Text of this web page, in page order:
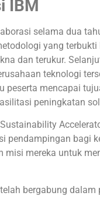
IBM
selama dua
yang
dan terukur.
teknologi
peserta mencapai
peningkatan
pendampingan bagi
mereka untuk
bergabung